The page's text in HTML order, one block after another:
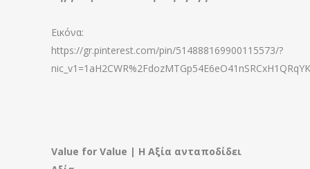
Εικόνα:
https://gr.pinterest.com/pin/514888169900115573/?
Value for Value | Η Αξία ανταποδίδει